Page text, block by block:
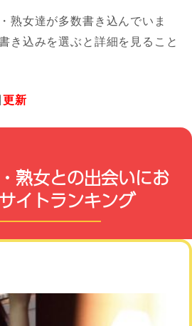
熟女達が多数書き込んでいま
き込みを選ぶと詳細を見ること
更新
熟女との出会いにお
イトランキング